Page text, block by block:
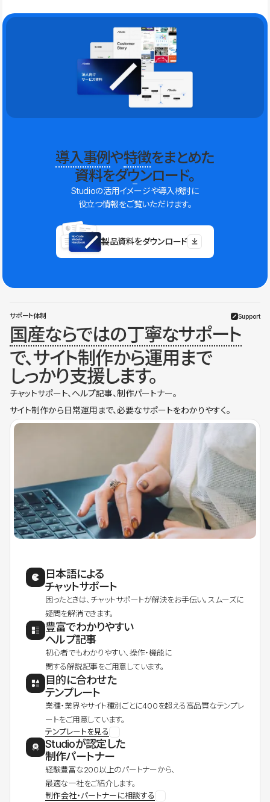
導入事例や特徴をまとめた
資料をダウンロード。
Studioの活用イメージや導入検討に
役立つ情報をご覧いただけます。
製品資料をダウンロード
サポート体制 Support
国産ならではの丁寧なサポート
で、サイト制作から運用まで
しっかり支援します。
チャットサポート、ヘルプ記事、制作パートナー。
サイト制作から日常運用まで、必要なサポートをわかりやすく。
日本語による
チャットサポート
困ったときは、チャットサポートが解決をお手伝い。スムーズに
疑問を解消できます。
豊富でわかりやすい
ヘルプ記事
初心者でもわかりやすい、操作・機能に
関する解説記事をご用意しています。
目的に合わせた
テンプレート
業種・業界やサイト種別ごとに400を超える高品質なテンプレ
ートをご用意しています。
テンプレートを見る
Studioが認定した
制作パートナー
経験豊富な200以上のパートナーから、
最適な一社をご紹介します。
制作会社・パートナーに相談する